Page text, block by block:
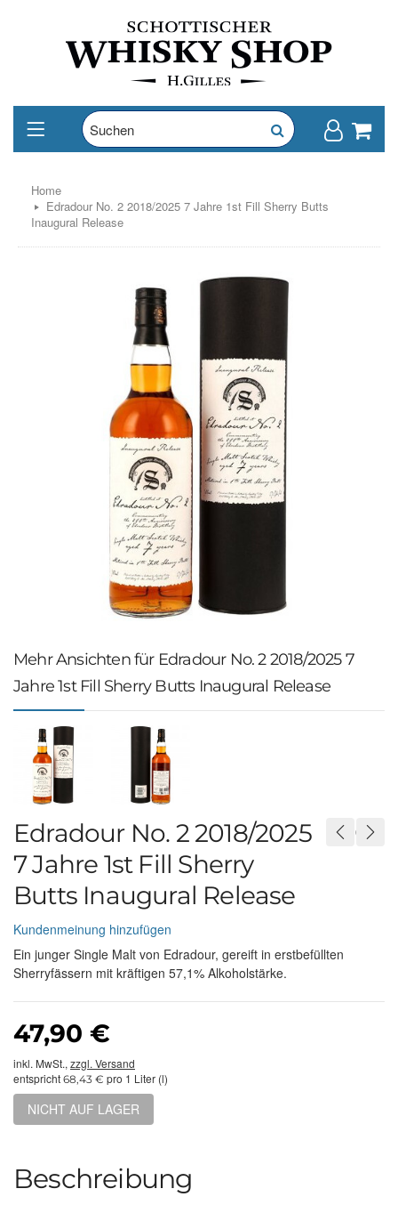
Home
Edradour No. 2 2018/2025 7 Jahre 1st Fill Sherry Butts
Inaugural Release
Mehr Ansichten für Edradour No. 2 2018/2025 7
Jahre 1st Fill Sherry Butts Inaugural Release
Edradour No. 2 2018/2025
7 Jahre 1st Fill Sherry
Butts Inaugural Release
Kundenmeinung hinzufügen
Ein junger Single Malt von Edradour, gereift in erstbefüllten
Sherryfässern mit kräftigen 57,1% Alkoholstärke.
47,90 €
inkl. MwSt., zzgl. Versand
entspricht 68,43 € pro 1 Liter (l)
NICHT AUF LAGER
Beschreibung